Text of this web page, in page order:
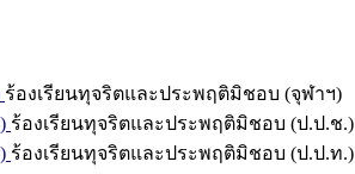
ร้องเรียนทุจริตและประพฤติมิชอบ (จุฬาฯ)
ร้องเรียนทุจริตและประพฤติมิชอบ (ป.ป.ช.)
ร้องเรียนทุจริตและประพฤติมิชอบ (ป.ป.ท.)